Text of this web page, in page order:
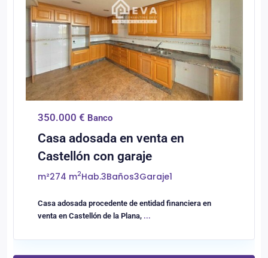
350.000 € Banco
Casa adosada en venta en
Castellón con garaje
m²274 m2Hab.3Baños3Garaje1
Casa adosada procedente de entidad financiera en
venta en Castellón de la Plana, ...